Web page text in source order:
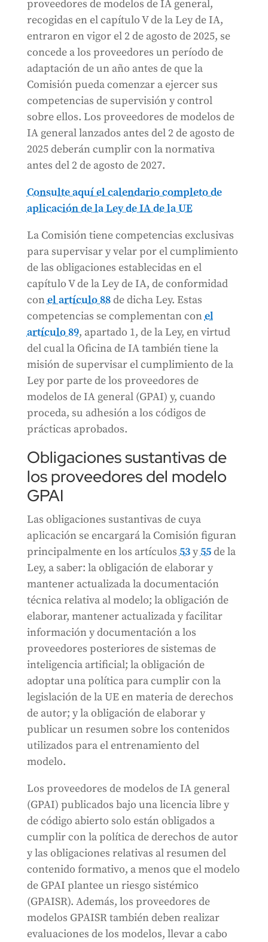
proveedores de modelos de IA general,
recogidas en el capítulo V de la Ley de IA,
entraron en vigor el 2 de agosto de 2025, se
concede a los proveedores un período de
adaptación de un año antes de que la
Comisión pueda comenzar a ejercer sus
competencias de supervisión y control
sobre ellos. Los proveedores de modelos de
IA general lanzados antes del 2 de agosto de
2025 deberán cumplir con la normativa
antes del 2 de agosto de 2027.
Consulte aquí el calendario completo de
aplicación de la Ley de IA de la UE
La Comisión tiene competencias exclusivas
para supervisar y velar por el cumplimiento
de las obligaciones establecidas en el
capítulo V de la Ley de IA, de conformidad
conel artículo 88de dicha Ley. Estas
competencias se complementan conel
artículo 89, apartado 1, de la Ley, en virtud
del cual la Oficina de IA también tiene la
misión de supervisar el cumplimiento de la
Ley por parte de los proveedores de
modelos de IA general (GPAI) y, cuando
proceda, su adhesión a los códigos de
prácticas aprobados.
Obligaciones sustantivas de
los proveedores del modelo
GPAI
Las obligaciones sustantivas de cuya
aplicación se encargará la Comisión figuran
principalmente en los artículos53y55de la
Ley, a saber: la obligación de elaborar y
mantener actualizada la documentación
técnica relativa al modelo; la obligación de
elaborar, mantener actualizada y facilitar
información y documentación a los
proveedores posteriores de sistemas de
inteligencia artificial; la obligación de
adoptar una política para cumplir con la
legislación de la UE en materia de derechos
de autor; y la obligación de elaborar y
publicar un resumen sobre los contenidos
utilizados para el entrenamiento del
modelo.
Los proveedores de modelos de IA general
(GPAI) publicados bajo una licencia libre y
de código abierto solo están obligados a
cumplir con la política de derechos de autor
y las obligaciones relativas al resumen del
contenido formativo, a menos que el modelo
de GPAI plantee un riesgo sistémico
(GPAISR). Además, los proveedores de
modelos GPAISR también deben realizar
evaluaciones de los modelos, llevar a cabo